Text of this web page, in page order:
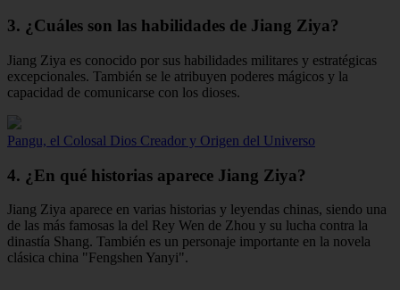
3. ¿Cuáles son las habilidades de Jiang Ziya?
Jiang Ziya es conocido por sus habilidades militares y estratégicas
excepcionales. También se le atribuyen poderes mágicos y la
capacidad de comunicarse con los dioses.
Pangu, el Colosal Dios Creador y Origen del Universo
4. ¿En qué historias aparece Jiang Ziya?
Jiang Ziya aparece en varias historias y leyendas chinas, siendo una
de las más famosas la del Rey Wen de Zhou y su lucha contra la
dinastía Shang. También es un personaje importante en la novela
clásica china "Fengshen Yanyi".